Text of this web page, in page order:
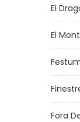
El
El
Fora